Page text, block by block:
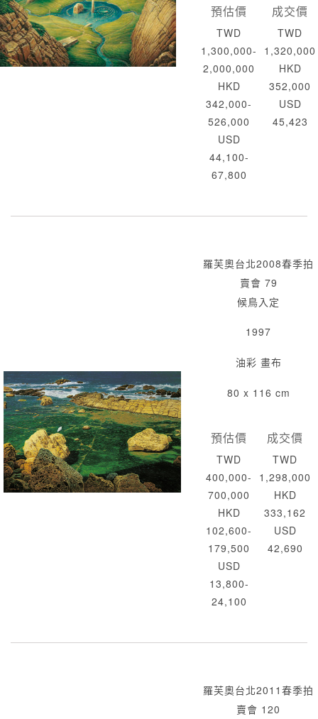
預估價
TWD
1,300,000-
2,000,000
HKD
342,000-
526,000
USD
44,100-
67,800
成交價
TWD
1,320,000
HKD
352,000
USD
45,423
羅芙奧台北2008春季拍
賣會 79
候鳥入定
1997
油彩 畫布
80 x 116 cm
預估價
TWD
400,000-
700,000
HKD
102,600-
179,500
USD
13,800-
24,100
成交價
TWD
1,298,000
HKD
333,162
USD
42,690
羅芙奧台北2011春季拍
賣會 120